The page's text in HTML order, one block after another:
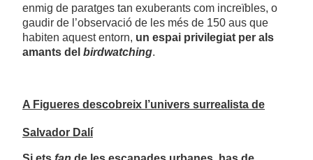
enmig de paratges tan exuberants com increïbles, o
gaudir de l’observació de les més de 150 aus que
habiten aquest entorn, un espai privilegiat per als
amants del birdwatching.
A Figueres descobreix l’univers surrealista de
Salvador Dalí